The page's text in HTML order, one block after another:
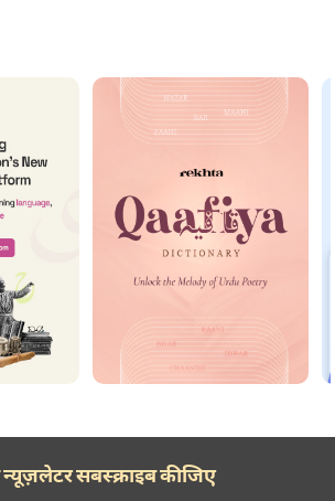
न्यूज़लेटर सबस्क्राइब कीजिए